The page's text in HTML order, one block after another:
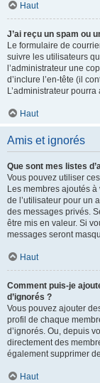
Haut
J’ai reçu un spam ou
Le formulaire de
suivre les utilisateurs
l’administrateur une
d’inclure l’en-tête (il
L’administrateur
Haut
Amis et ignorés
Que sont mes listes
Vous pouvez utiliser
Les membres ajoutés
de l’utilisateur pour un
des messages privés.
être mis en valeur. Si
messages seront
Haut
Comment puis-je
d’ignorés ?
Vous pouvez ajouter
profil de chaque
d’ignorés. Ou, depuis
directement des
également supprimer
Haut